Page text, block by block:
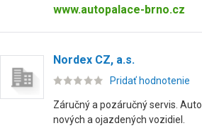
www.autopalace-brno.cz
Nordex CZ, a.s.
Pridať hodnotenie
Záručný a pozáručný servis.
nových a ojazdených vozidiel.